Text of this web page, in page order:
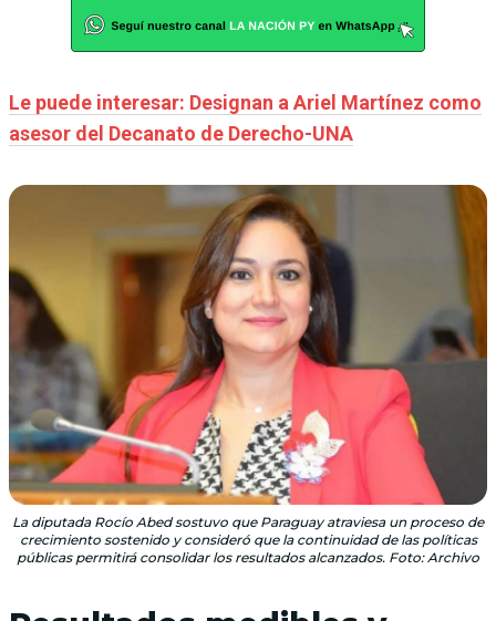
Le puede interesar: Designan a Ariel Martínez como
asesor del Decanato de Derecho-UNA
La diputada Rocío Abed sostuvo que Paraguay atraviesa un proceso de
crecimiento sostenido y consideró que la continuidad de las políticas
públicas permitirá consolidar los resultados alcanzados. Foto: Archivo